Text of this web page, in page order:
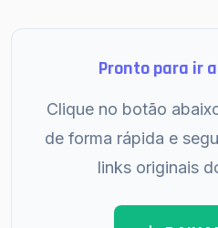
Pronto para ir
Clique no botão
de forma rápida e
links originais